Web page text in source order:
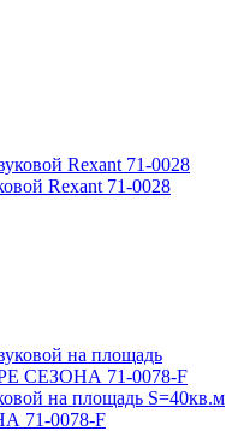
Rexant 71-0028
на площадь S=40кв.м
71-0078-F